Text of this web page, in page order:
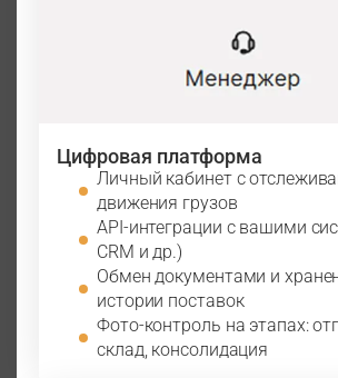
Цифровая платформа
Личный кабинет с
движения грузов
API-интеграции с вашими
CRM и др.)
Обмен документами и
истории поставок
Фото-контроль на этапах:
склад, консолидация